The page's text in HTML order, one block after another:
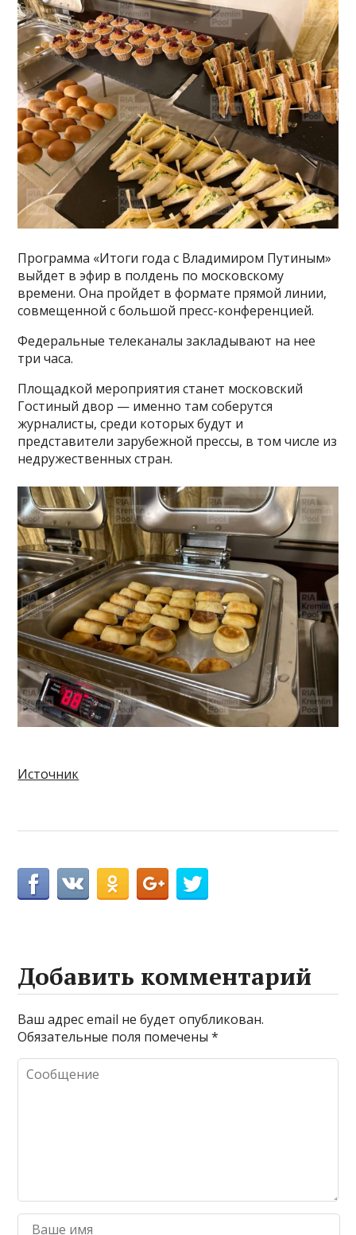
Программа «Итоги года с Владимиром Путиным»
выйдет в эфир в полдень по московскому
времени. Она пройдет в формате прямой линии,
совмещенной с большой пресс-конференцией.
Федеральные телеканалы закладывают на нее
три часа.
Площадкой мероприятия станет московский
Гостиный двор — именно там соберутся
журналисты, среди которых будут и
представители зарубежной прессы, в том числе из
недружественных стран.
Источник
Добавить комментарий
Ваш адрес email не будет опубликован.
Обязательные поля помечены*